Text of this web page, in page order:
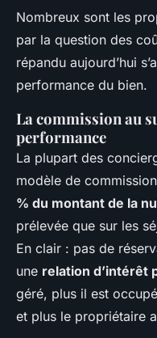
Nombreux sont les
par la question des
répandu aujourd’hui
performance du bien.
La commission au
performance
La plupart des
modèle de
% du montant de la
prélevée que sur les
En clair : pas de
une relation d’intérêt
géré, plus il est
et plus le propriétaire